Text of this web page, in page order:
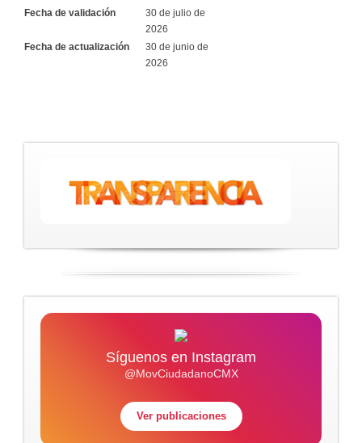
Fecha de validación
30 de julio de
2026
Fecha de actualización
30 de junio de
2026
Síguenos en Instagram
@MovCiudadanoCMX
Ver publicaciones